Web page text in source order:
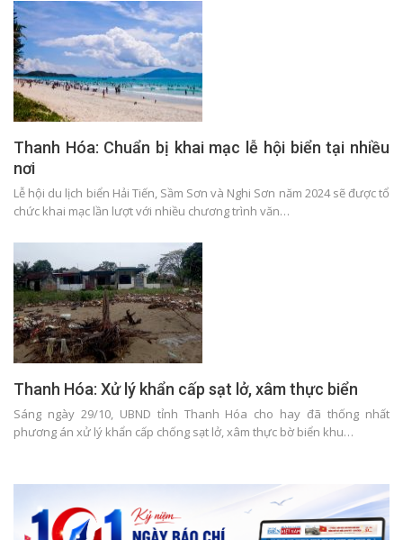
Thanh Hóa: Chuẩn bị khai mạc lễ hội biển tại nhiều
nơi
Lễ hội du lịch biển Hải Tiến, Sầm Sơn và Nghi Sơn năm 2024 sẽ được tổ
chức khai mạc lần lượt với nhiều chương trình văn…
Thanh Hóa: Xử lý khẩn cấp sạt lở, xâm thực biển
Sáng ngày 29/10, UBND tỉnh Thanh Hóa cho hay đã thống nhất
phương án xử lý khẩn cấp chống sạt lở, xâm thực bờ biển khu…